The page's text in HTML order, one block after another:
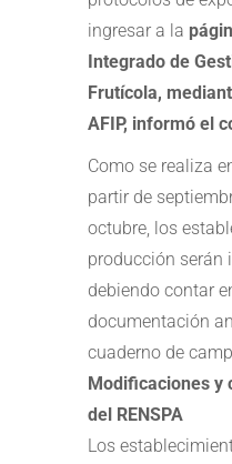
ingresar a la
Integrado de
Frutícola,
AFIP, informó el
Como se realiza
partir de
octubre, los
producción serán
debiendo contar
documentación
cuaderno de
Modificaciones y
del RENSPA
Los